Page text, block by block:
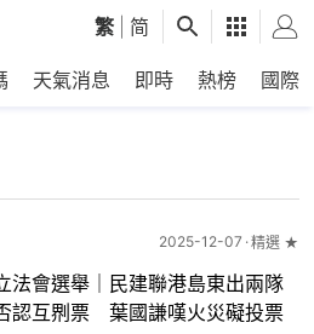
繁 简
天氣消息 即時 熱榜 國際
2025-12-07 精選 ★
法會選舉｜民建聯港島東出兩隊
認互𠝹票 葉國謙嘆火災礙投票